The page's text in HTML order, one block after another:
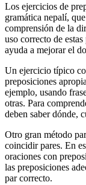
Los ejercicios de
gramática nepalí,
comprensión de la
uso correcto de
ayuda a mejorar el
Un ejercicio típico
preposiciones
ejemplo, usando
otras. Para
deben saber dónde,
Otro gran método
coincidir pares. En
oraciones con
las preposiciones
par correcto.